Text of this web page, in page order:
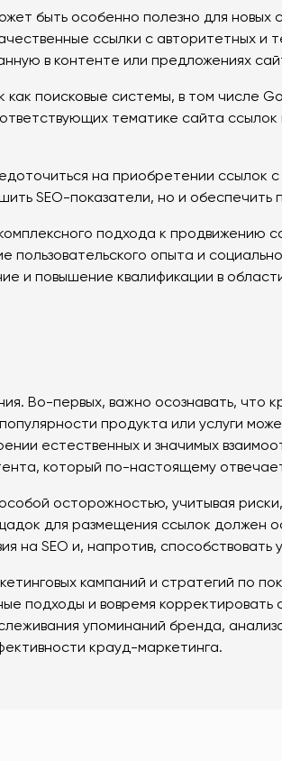
быть особенно полезно для
ссылки с авторитетных и
в контенте или предложениях
поисковые системы, в том числе
тематике сайта
на приобретении
SEO-показатели, но и обеспечить
подхода к продвижению
опыта и
и повышение квалификации в
Во-первых, важно осознавать, что
продукта или услуги
естественных и значимых
который по-настоящему
осторожностью, учитывая
для размещения ссылок должен
на SEO и, напротив,
кампаний и стратегий по
подходы и вовремя
упоминаний бренда,
крауд-маркетинга.